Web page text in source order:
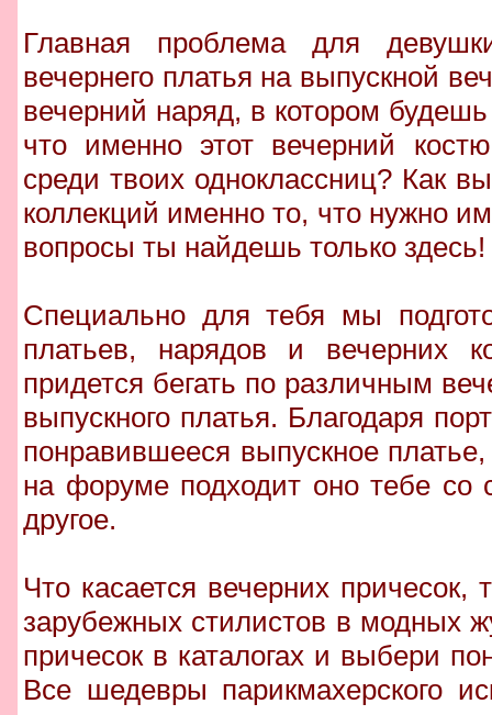
Главная проблема для
вечернего платья на выпускной
вечерний наряд, в котором
что именно этот вечерний
среди твоих одноклассниц? Как
коллекций именно то, что нужно
вопросы ты найдешь только здесь!
Специально для тебя мы
платьев, нарядов и вечерних
придется бегать по различным
выпускного платья. Благодаря
понравившееся выпускное
на форуме подходит оно тебе со
другое.
Что касается вечерних
зарубежных стилистов в модных
причесок в каталогах и выбери
Все шедевры парикмахерского